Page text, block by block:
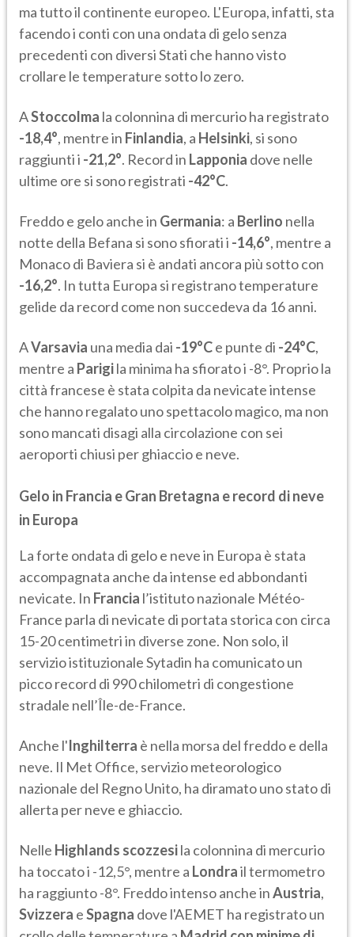
ma tutto il continente europeo. L'Europa, infatti, sta
facendo i conti con una ondata di gelo senza
precedenti con diversi Stati che hanno visto
crollare le temperature sotto lo zero.
AStoccolma la colonnina di mercurio ha registrato
-18,4°, mentre in Finlandia, a Helsinki, si sono
raggiunti i -21,2°. Record in Lapponia dove nelle
ultime ore si sono registrati -42°C.
Freddo e gelo anche in Germania: a Berlino nella
notte della Befana si sono sfiorati i -14,6°, mentre a
Monaco di Baviera si è andati ancora più sotto con
-16,2°. In tutta Europa si registrano temperature
gelide da record come non succedeva da 16 anni.
AVarsavia una media dai -19°Ce punte di -24°C,
mentre a Parigila minima ha sfiorato i -8°. Proprio la
città francese è stata colpita da nevicate intense
che hanno regalato uno spettacolo magico, ma non
sono mancati disagi alla circolazione con sei
aeroporti chiusi per ghiaccio e neve.
Gelo in Francia e Gran Bretagna e record di neve
in Europa
La forte ondata di gelo e neve in Europa è stata
accompagnata anche da intense ed abbondanti
nevicate. In Francia l’istituto nazionale Météo-
France parla di nevicate di portata storica con circa
15-20 centimetri in diverse zone. Non solo, il
servizio istituzionale Sytadin ha comunicato un
picco record di 990 chilometri di congestione
stradale nell’Île-de-France.
Anche l'Inghilterra è nella morsa del freddo e della
neve. Il Met Office, servizio meteorologico
nazionale del Regno Unito, ha diramato uno stato di
allerta per neve e ghiaccio.
Nelle Highlands scozzesila colonnina di mercurio
ha toccato i -12,5°, mentre a Londrail termometro
ha raggiunto -8°. Freddo intenso anche inAustria,
Svizzera eSpagna dove l'AEMET ha registrato un